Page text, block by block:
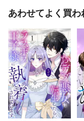
あわせてよく買わ